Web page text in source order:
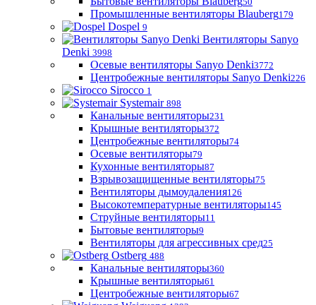
Промышленные вентиляторы Blauberg179
Dospel 9
Вентиляторы Sanyo
Denki 3998
Осевые вентиляторы Sanyo Denki3772
Центробежные вентиляторы Sanyo Denki226
Sirocco 1
Systemair 898
Канальные вентиляторы231
Крышные вентиляторы372
Центробежные вентиляторы74
Осевые вентиляторы79
Кухонные вентиляторы87
Взрывозащищенные вентиляторы75
Вентиляторы дымоудаления126
Высокотемпературные вентиляторы145
Струйные вентиляторы11
Бытовые вентиляторы9
Вентиляторы для агрессивных сред25
Ostberg 488
Канальные вентиляторы360
Крышные вентиляторы61
Центробежные вентиляторы67